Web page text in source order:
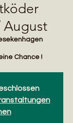
August
Chance !